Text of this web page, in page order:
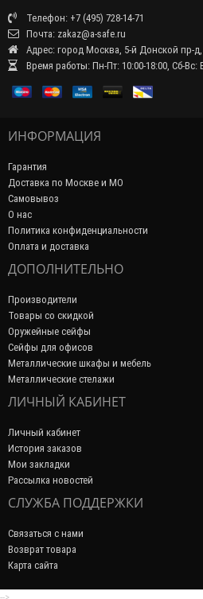
Телефон: +7 (495) 728-14-71
Почта: zakaz@a-safe.ru
Адрес: город Москва, 5-й Донской пр-д,
Время работы: Пн-Пт: 10:00-18:00, Сб-
ИНФОРМАЦИЯ
Гарантия
Доставка по Москве и МО
Самовывоз
О нас
Политика конфиденциальности
Оплата и доставка
ДОПОЛНИТЕЛЬНО
Производители
Товары со скидкой
Оружейные сейфы
Сейфы для офисов
Металлические шкафы и мебель
Металлические стелажи
ЛИЧНЫЙ КАБИНЕТ
Личный кабинет
История заказов
Мои закладки
Рассылка новостей
СЛУЖБА ПОДДЕРЖКИ
Связаться с нами
Возврат товара
Карта сайта